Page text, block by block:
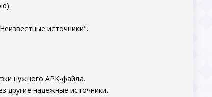
источники".
нужного APK-файла.
другие надежные источники.